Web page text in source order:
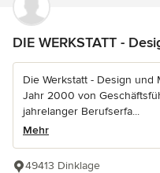
DIE WERKSTATT -
Die Werkstatt - Design und
Jahr 2000 von
jahrelanger Berufserfa...
Mehr
49413 Dinklage